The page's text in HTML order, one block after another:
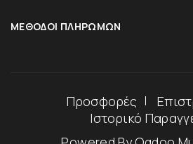
ΜΈΘΟΔΟΙ ΠΛΗΡΩΜΏΝ
Προσφορές
Ιστορικό